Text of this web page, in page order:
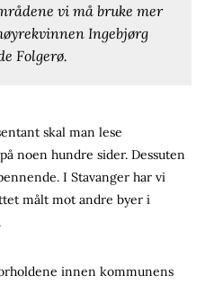
vi må bruke mer
Ingebjørg
Folgerø.
skal man lese
noen hundre sider. Dessuten
I Stavanger har vi
målt mot andre byer i
innen kommunens